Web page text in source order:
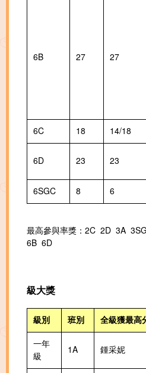
6B 27 27
6C
18 14/18
6D 23 23
6SGC
8 6
最高參與率獎：2C 2D 3A
6B 6D
級大獎
級別 班別
全級獲最高
一年
級
1A 鍾采妮